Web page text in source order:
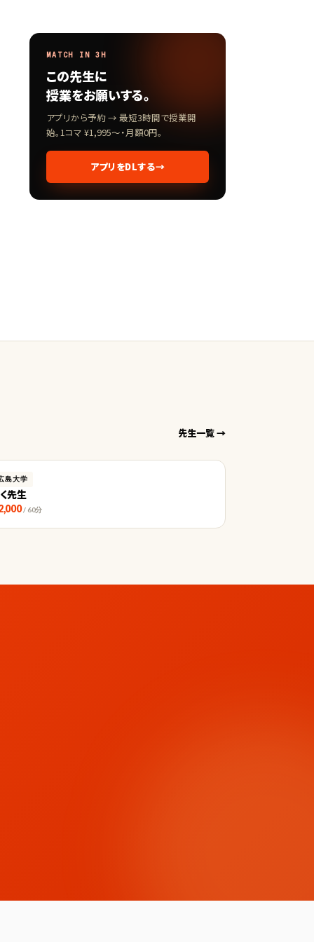
MATCH IN 3H
この先生に
授業をお願いする。
アプリから予約 → 最短3時間で授業開
始。1コマ ¥1,995〜・月額0円。
アプリをDLする→
先生一覧 →
島大学
先生
/ 60分